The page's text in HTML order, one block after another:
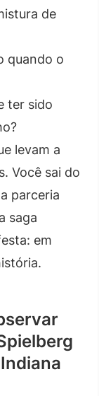
de
quando o
ter sido
levam a
Você sai do
parceria
saga
em